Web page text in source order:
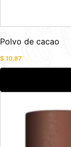
Polvo de cacao
$ 10.87